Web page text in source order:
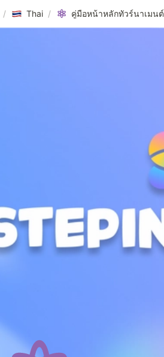
/ Thai / คู่มือหน้าหลักทัวร์นาเมนต์